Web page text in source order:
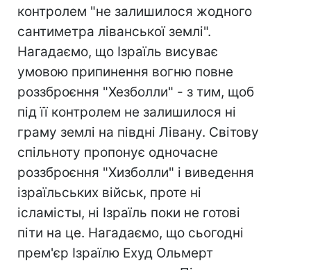
контролем "не залишилося жодного
сантиметра ліванської землі".
Нагадаємо, що Ізраїль висуває
умовою припинення вогню повне
роззброєння "Хезболли" - з тим, щоб
під її контролем не залишилося ні
граму землі на півдні Лівану. Світову
спільноту пропонує одночасне
роззброєння "Хизболли" і виведення
ізраїльських військ, проте ні
ісламісты, ні Ізраїль поки не готові
піти на це. Нагадаємо, що сьогодні
прем'єр Ізраїлю Ехуд Ольмерт